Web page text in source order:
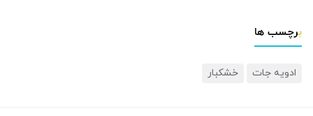
برچسب ها
ادویه جات خشکبار